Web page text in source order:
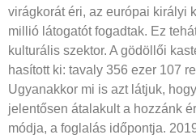
virágkorát éri, az európai királyi
millió látogatót fogadtak. Ez
kulturális szektor. A gödöllői
hasított ki: tavaly 356 ezer 107
Ugyanakkor mi is azt látjuk,
jelentősen átalakult a hozzánk
módja, a foglalás időpontja.